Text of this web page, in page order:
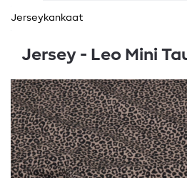
Jerseykankaat
Jersey - Leo Mini